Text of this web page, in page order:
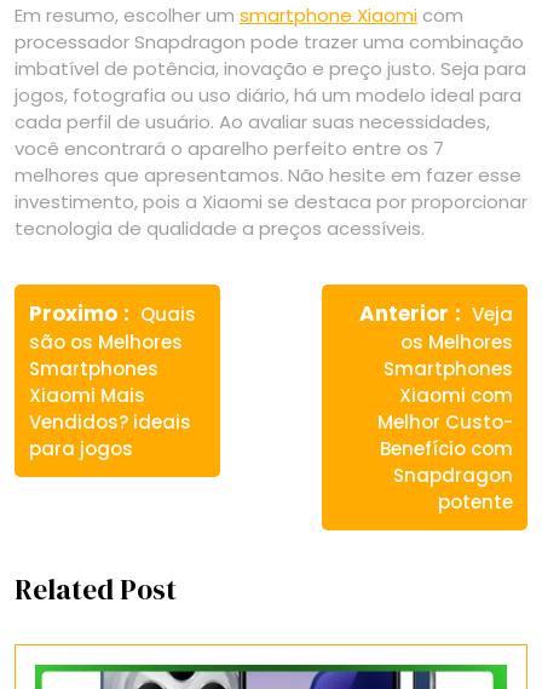
Em resumo, escolher um smartphone Xiaomi com
processador Snapdragon pode trazer uma combinação
imbatível de potência, inovação e preço justo. Seja para
jogos, fotografia ou uso diário, há um modelo ideal para
cada perfil de usuário. Ao avaliar suas necessidades,
você encontrará o aparelho perfeito entre os 7
melhores que apresentamos. Não hesite em fazer esse
investimento, pois a Xiaomi se destaca por proporcionar
tecnologia de qualidade a preços acessíveis.
Navegação
de
Post
Proximo
Previous
post:
Quais
são os Melhores
Smartphones
Xiaomi Mais
Vendidos? ideais
para jogos
Anterior
Next
post:
Veja
os Melhores
Smartphones
Xiaomi com
Melhor Custo-
Benefício com
Snapdragon
potente
Related Post